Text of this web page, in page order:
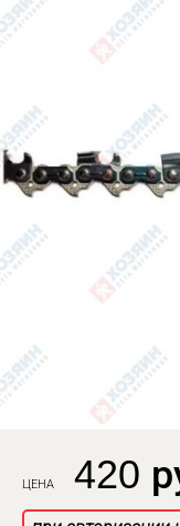
ЦЕНА 420